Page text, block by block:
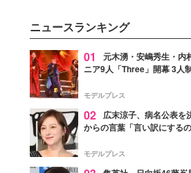
ター・茅野しのぶ。
個性に寄り添い、魅
衣装作りは、多くの
気と自信を与え続け
ニュースランキング
01
元木湧・安嶋秀生・内
ニア9人「Three」開幕 3人
進んで夢を掴みたい」【ゲネ
モデルプレス
02
広末涼子、病名公表を
からの言葉「言い訳にする
モデルプレス